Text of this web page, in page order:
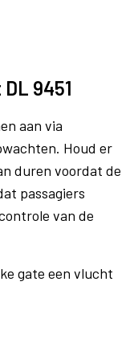
9451
aan via
Houd er
duren voordat de
passagiers
van de
gate een vlucht